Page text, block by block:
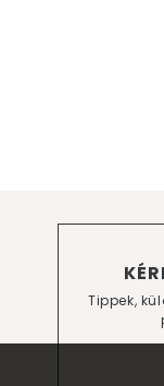
Tippek,